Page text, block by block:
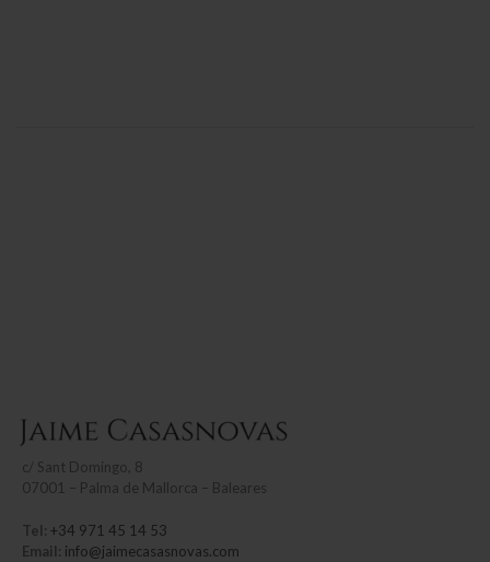
c/ Sant Domingo, 8
07001 – Palma de Mallorca – Baleares
Tel: +34 971 45 14 53
Email: info@jaimecasasnovas.com